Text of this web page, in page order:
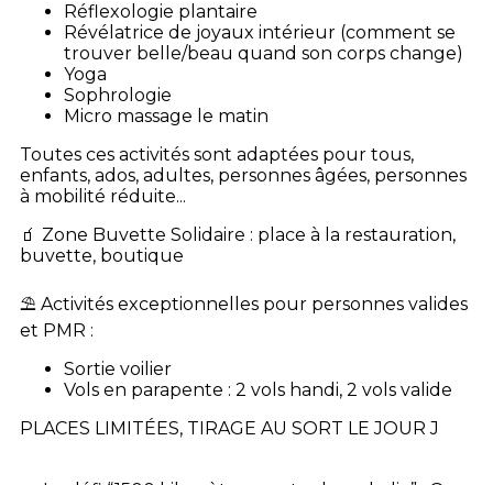
Réflexologie plantaire
Révélatrice de joyaux intérieur (comment se
trouver belle/beau quand son corps change)
Yoga
Sophrologie
Micro massage le matin
Toutes ces activités sont adaptées pour tous,
enfants, ados, adultes, personnes âgées, personnes
à mobilité réduite...
🧃 Zone Buvette Solidaire : place à la restauration,
buvette, boutique
⛱️ Activités exceptionnelles pour personnes valides
et PMR :
Sortie voilier
Vols en parapente : 2 vols handi, 2 vols valide
PLACES LIMITÉES, TIRAGE AU SORT LE JOUR J